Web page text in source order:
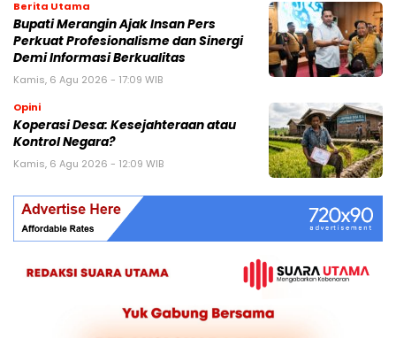
Berita Utama
Bupati Merangin Ajak Insan Pers
Perkuat Profesionalisme dan Sinergi
Demi Informasi Berkualitas
Kamis, 6 Agu 2026 - 17:09 WIB
Opini
Koperasi Desa: Kesejahteraan atau
Kontrol Negara?
Kamis, 6 Agu 2026 - 12:09 WIB